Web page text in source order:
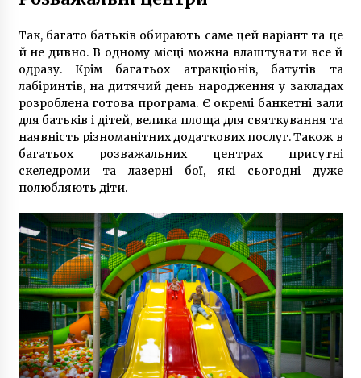
Так, багато батьків обирають саме цей варіант та це
й не дивно. В одному місці можна влаштувати все й
одразу. Крім багатьох атракціонів, батутів та
лабіринтів, на дитячий день народження у закладах
розроблена готова програма. Є окремі банкетні зали
для батьків і дітей, велика площа для святкування та
наявність різноманітних додаткових послуг. Також в
багатьох розважальних центрах присутні
скеледроми та лазерні бої, які сьогодні дуже
полюбляють діти.